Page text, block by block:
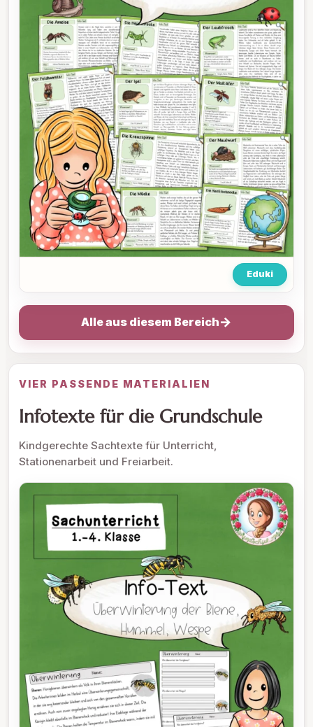
Eduki
Alle aus diesem Bereich→
VIER PASSENDE MATERIALIEN
Infotexte für die Grundschule
Kindgerechte Sachtexte für Unterricht,
Stationenarbeit und Freiarbeit.